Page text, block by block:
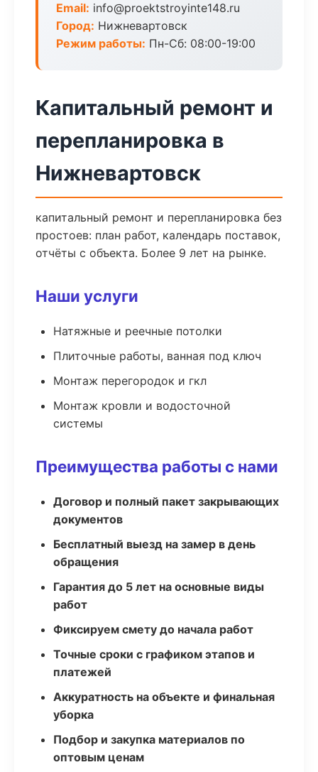
Email: info@proektstroyinte148.ru
Город: Нижневартовск
Режим работы: Пн-Сб: 08:00-19:00
Капитальный ремонт и
перепланировка в
Нижневартовск
капитальный ремонт и перепланировка без
простоев: план работ, календарь поставок,
отчёты с объекта. Более 9 лет на рынке.
Наши услуги
Натяжные и реечные потолки
Плиточные работы, ванная под ключ
Монтаж перегородок и гкл
Монтаж кровли и водосточной
системы
Преимущества работы с нами
Договор и полный пакет закрывающих
документов
Бесплатный выезд на замер в день
обращения
Гарантия до 5 лет на основные виды
работ
Фиксируем смету до начала работ
Точные сроки с графиком этапов и
платежей
Аккуратность на объекте и финальная
уборка
Подбор и закупка материалов по
оптовым ценам